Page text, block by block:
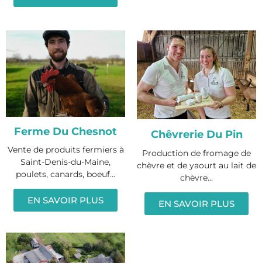
Ferme Du Chesnot
Vente de produits fermiers à
Saint-Denis-du-Maine,
poulets, canards, boeuf...
EN SAVOIR PLUS
Chêvrerie Du Pin
Production de fromage de
chèvre et de yaourt au lait de
chèvre...
EN SAVOIR PLUS